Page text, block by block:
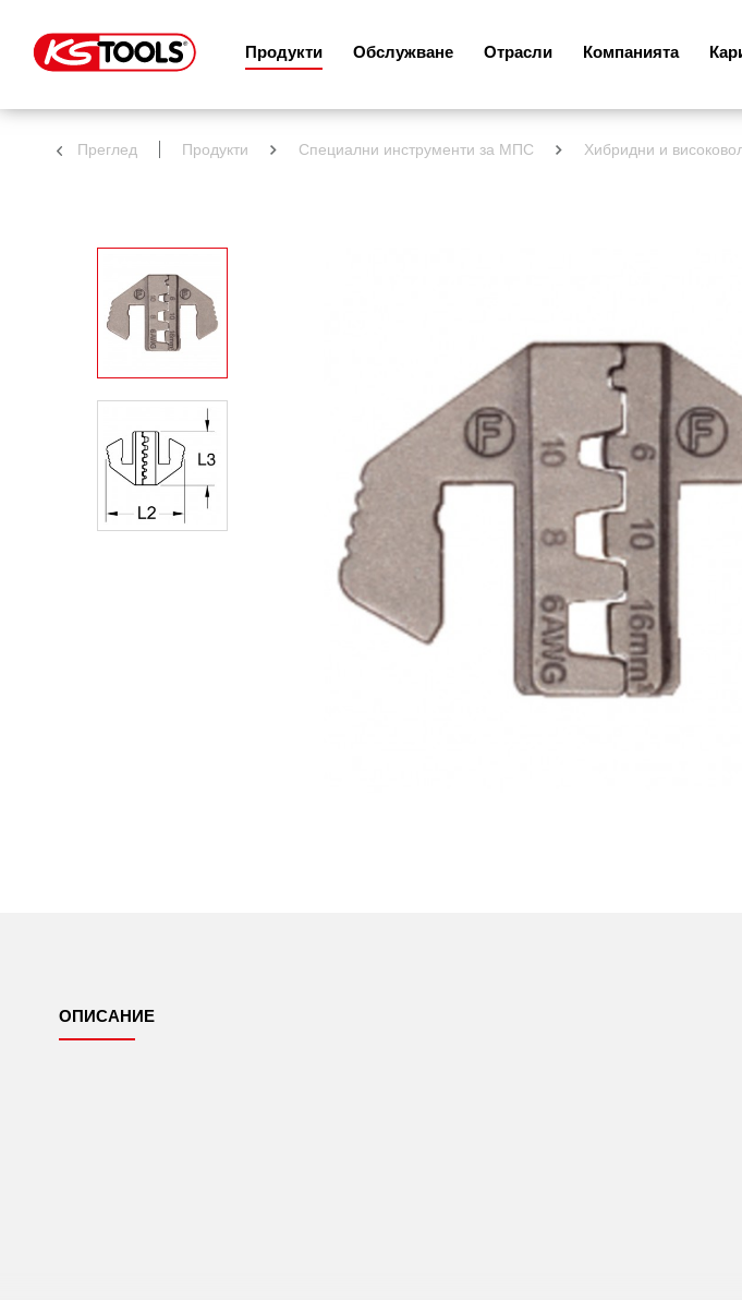
Продукти Обслужване Отрасли Компанията
Преглед Продукти Специални инструменти за МПС Хибридни и
ОПИСАНИЕ